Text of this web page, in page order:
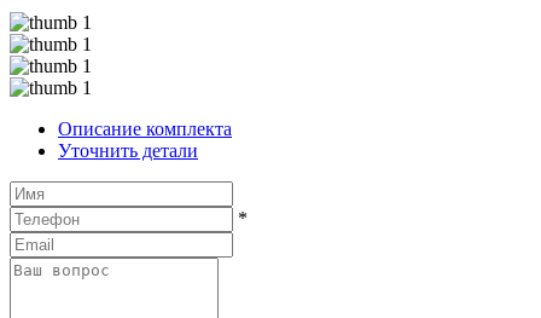
Описание комплекта
Уточнить детали
*